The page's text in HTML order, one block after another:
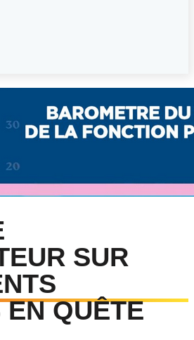
SUR
QUÊTE